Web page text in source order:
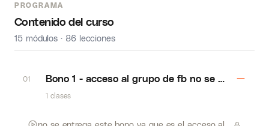
PROGRAMA
Contenido del curso
15 módulos · 86 lecciones
01 Bono 1 - acceso al grupo de fb no se entrega
1 clases